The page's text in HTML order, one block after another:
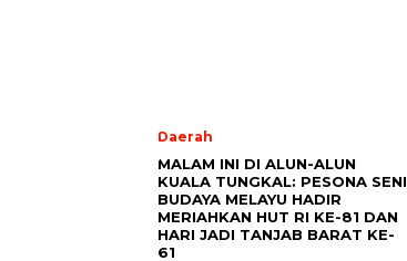
Daerah
MALAM INI DI ALUN-ALUN
KUALA TUNGKAL: PESONA SENI
BUDAYA MELAYU HADIR
MERIAHKAN HUT RI KE-81 DAN
HARI JADI TANJAB BARAT KE-
61